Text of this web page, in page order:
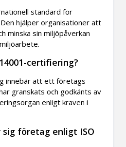
standard för
hjälper organisationer att
minska sin miljöpåverkan
certifiering?
innebär att ett företags
granskats och godkänts av
enligt kraven i
företag enligt ISO